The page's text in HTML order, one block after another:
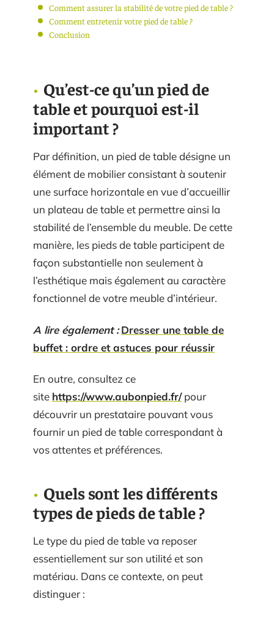
Comment assurer la stabilité de votre pied de table ?
Comment entretenir votre pied de table ?
Conclusion
Qu’est-ce qu’un pied de
table et pourquoi est-il
important ?
Par définition, un pied de table désigne un
élément de mobilier consistant à soutenir
une surface horizontale en vue d’accueillir
un plateau de table et permettre ainsi la
stabilité de l’ensemble du meuble. De cette
manière, les pieds de table participent de
façon substantielle non seulement à
l’esthétique mais également au caractère
fonctionnel de votre meuble d’intérieur.
A lire également : Dresser une table de
buffet : ordre et astuces pour réussir
En outre, consultez ce
site https://www.aubonpied.fr/pour
découvrir un prestataire pouvant vous
fournir un pied de table correspondant à
vos attentes et préférences.
Quels sont les différents
types de pieds de table ?
Le type du pied de table va reposer
essentiellement sur son utilité et son
matériau. Dans ce contexte, on peut
distinguer :